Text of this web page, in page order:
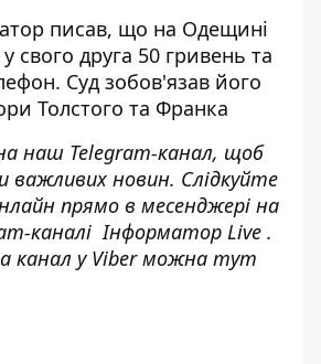
писав, що на Одещині
свого друга 50 гривень та
Суд зобов'язав його
Толстого та Франка
наш Telegram-канал, щоб
важливих новин. Слідкуйте
прямо в месенджері на
каналіІнформатор Live .
канал у Viber можна тут